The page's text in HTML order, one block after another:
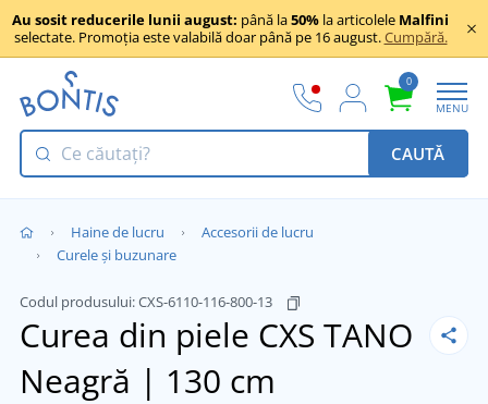
Au sosit reducerile lunii august: până la50% la articolele Malfini
selectate. Promoția este valabilă doar până pe 16 august.Cumpără.
0
MENU
CAUTĂ
Haine de lucru
Accesorii de lucru
Curele și buzunare
Codul produsului:CXS-6110-116-800-13
Curea din piele CXS TANO
Neagră | 130 cm